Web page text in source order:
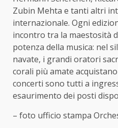
Zubin Mehta e tanti altri
internazionale. Ogni
incontro tra la maestosità
potenza della musica: nel
navate, i grandi oratori
corali più amate
concerti sono tutti a
esaurimento dei posti
– foto ufficio stampa